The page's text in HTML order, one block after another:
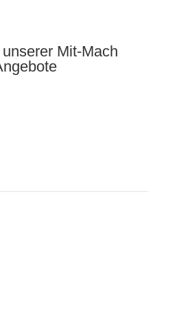
Mit-Mach